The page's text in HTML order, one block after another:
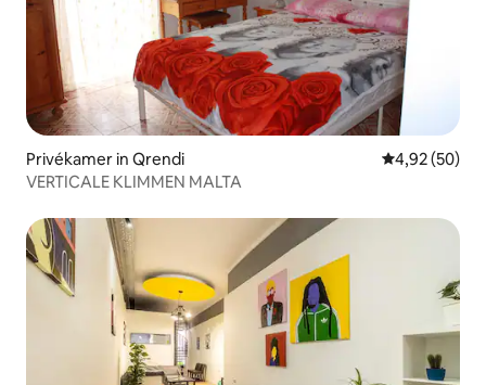
Privékamer in Qrendi Gemiddelde
4,92 (50)
VERTICALE KLIMMEN MALTA